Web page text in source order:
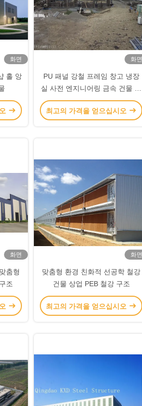
화면
홀 앙
화면
PU 패널 강철 프레임 창고 냉장
실 사전 엔지니어링 금속 건물 사
용자 정의
최고의 가격을 얻으십시오
화면
춤형
조
화면
맞춤형 환경 친화적 선공학 철강
건물 상업 PEB 철강 구조
최고의 가격을 얻으십시오